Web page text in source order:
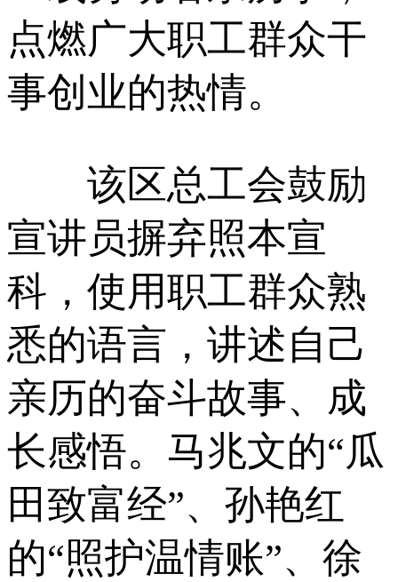
点燃广大职工群众干
事创业的热情。
该区总工会鼓励
宣讲员摒弃照本宣
科，使用职工群众熟
悉的语言，讲述自己
亲历的奋斗故事、成
长感悟。马兆文的“瓜
田致富经”、孙艳红
的“照护温情账”、徐